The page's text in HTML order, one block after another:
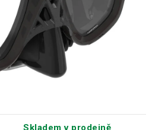
Skladem v prodejně